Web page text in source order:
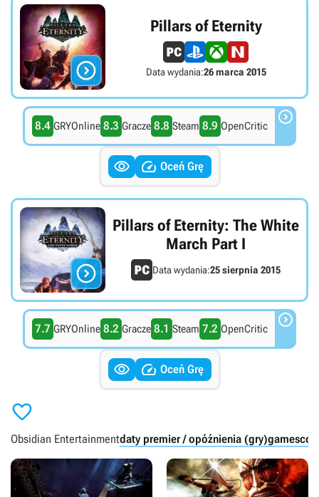

Pillars of Eternity
Data wydania:26 marca 2015
8.4 GRYOnline 8.3 Gracze 8.8 Steam 8.9 OpenCritic 
  Oceń Grę

Pillars of Eternity: The White
March Part I
Data wydania:25 sierpnia 2015
7.7 GRYOnline 8.2 Gracze 8.1 Steam 7.2 OpenCritic 
  Oceń Grę

Obsidian Entertainmentdaty premier / opóźnienia (gry)